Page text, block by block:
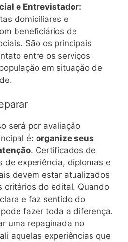
e Entrevistador:
domiciliares e
beneficiários de
São os principais
entre os serviços
em situação de
será por avaliação
é: organize seus
. Certificados de
de experiência, diplomas e
devem estar atualizados
critérios do edital. Quando
e faz sentido do
fazer toda a diferença.
uma repaginada no
aquelas experiências que